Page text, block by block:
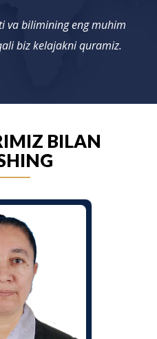
va bilimining eng muhim
biz kelajakni quramiz.
BILAN